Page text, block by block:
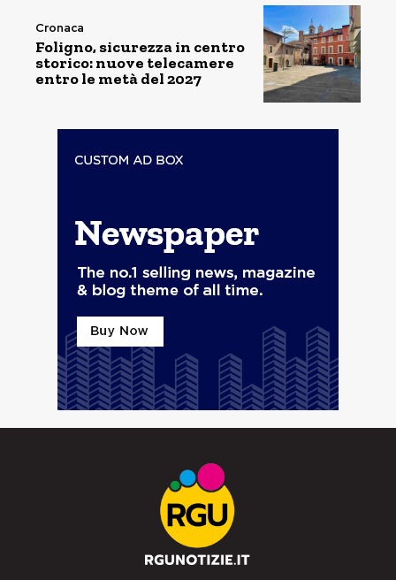
Cronaca
Foligno, sicurezza in centro
storico: nuove telecamere
entro le metà del 2027